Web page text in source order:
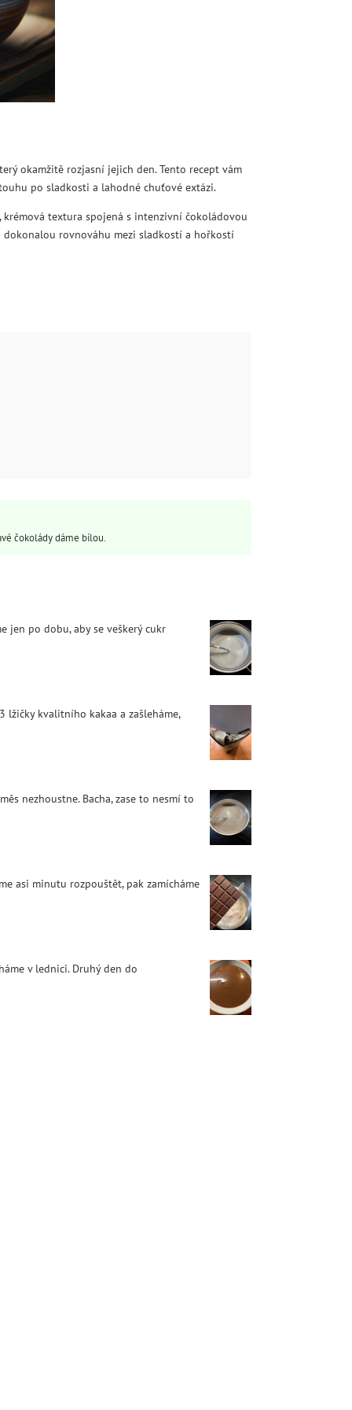
okamžitě rozjasní jejich den. Tento recept vám
po sladkosti a lahodné chuťové extázi.
textura spojená s intenzivní čokoládovou
rovnováhu mezi sladkostí a hořkostí
čokolády dáme bílou.
jen po dobu, aby se veškerý cukr
lžičky kvalitního kakaa a zašleháme,
nezhoustne. Bacha, zase to nesmí to
asi minutu rozpouštět, pak zamícháme
v lednici. Druhý den do